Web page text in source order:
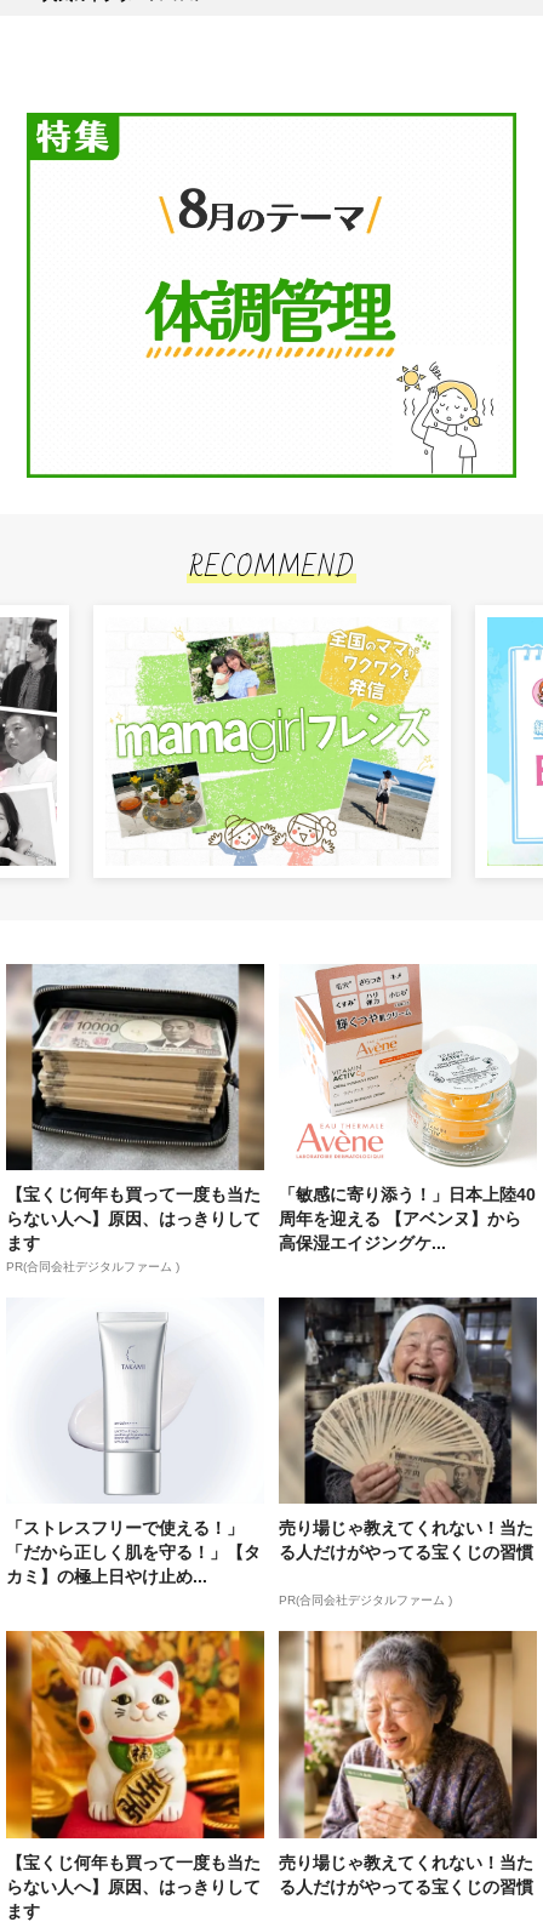
RECOMMEND
【宝くじ何年も買って一度も当た
らない人へ】原因、はっきりして
ます
PR(合同会社デジタルファーム )
「敏感に寄り添う！」日本上陸40
周年を迎える 【アベンヌ】から
高保湿エイジングケ...
「ストレスフリーで使える！」
「だから正しく肌を守る！」【タ
カミ】の極上日やけ止め...
売り場じゃ教えてくれない！当た
る人だけがやってる宝くじの習慣
PR(合同会社デジタルファーム )
【宝くじ何年も買って一度も当た
らない人へ】原因、はっきりして
ます
売り場じゃ教えてくれない！当た
る人だけがやってる宝くじの習慣